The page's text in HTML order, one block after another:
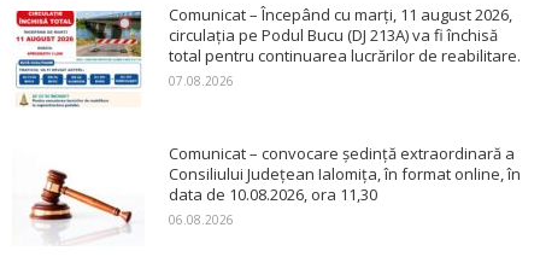
Comunicat – Începând cu marți, 11 august 2026,
circulația pe Podul Bucu (DJ 213A) va fi închisă
total pentru continuarea lucrărilor de reabilitare.
07.08.2026
Comunicat – convocare ședință extraordinară a
Consiliului Județean Ialomița, în format online, în
data de 10.08.2026, ora 11,30
06.08.2026